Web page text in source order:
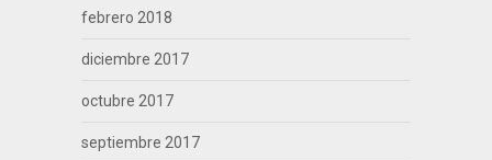
febrero 2018
diciembre 2017
octubre 2017
septiembre 2017